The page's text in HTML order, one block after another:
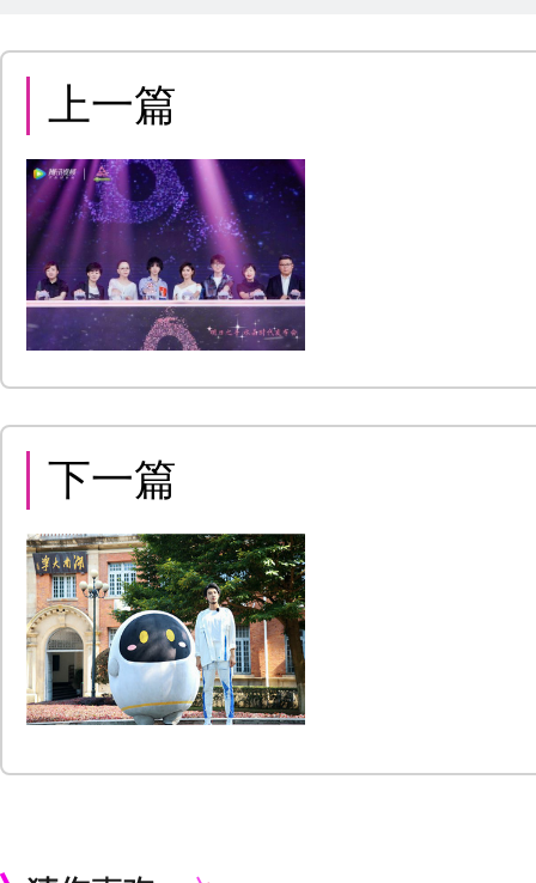
上一篇
下一篇